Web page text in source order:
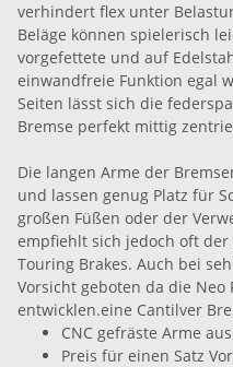
verhindert flex unter
Beläge können spielerisch
vorgefettete und auf
einwandfreie Funktion egal
Seiten lässt sich die
Bremse perfekt mittig
Die langen Arme der
und lassen genug Platz für
großen Füßen oder der
empfiehlt sich jedoch oft
Touring Brakes. Auch bei
Vorsicht geboten da die
entwicklen.eine Cantilver
CNC gefräste Arme
Preis für einen Satz